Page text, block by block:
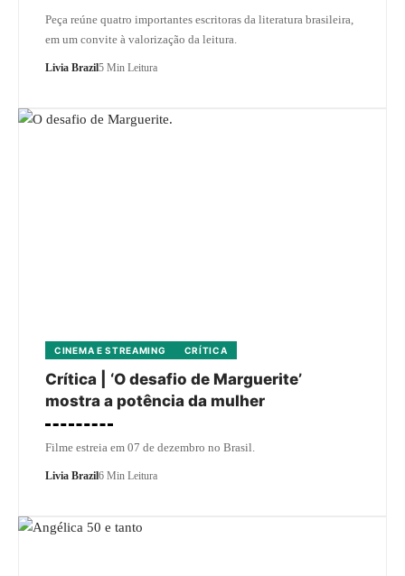
Peça reúne quatro importantes escritoras da literatura brasileira,
em um convite à valorização da leitura.
Livia Brazil5 Min Leitura
CINEMA E STREAMING CRÍTICA
Crítica | ‘O desafio de Marguerite’
mostra a potência da mulher
Filme estreia em 07 de dezembro no Brasil.
Livia Brazil6 Min Leitura